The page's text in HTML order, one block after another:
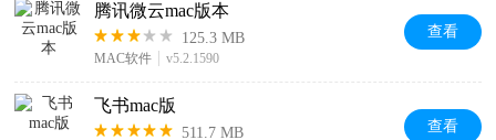
腾讯微云mac版本
125.3 MB
MAC软件 v5.2.1590
查看
飞书mac版
511.7 MB 查看